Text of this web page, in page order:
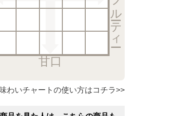
甘口
わいチャートの使い方はコチラ>>